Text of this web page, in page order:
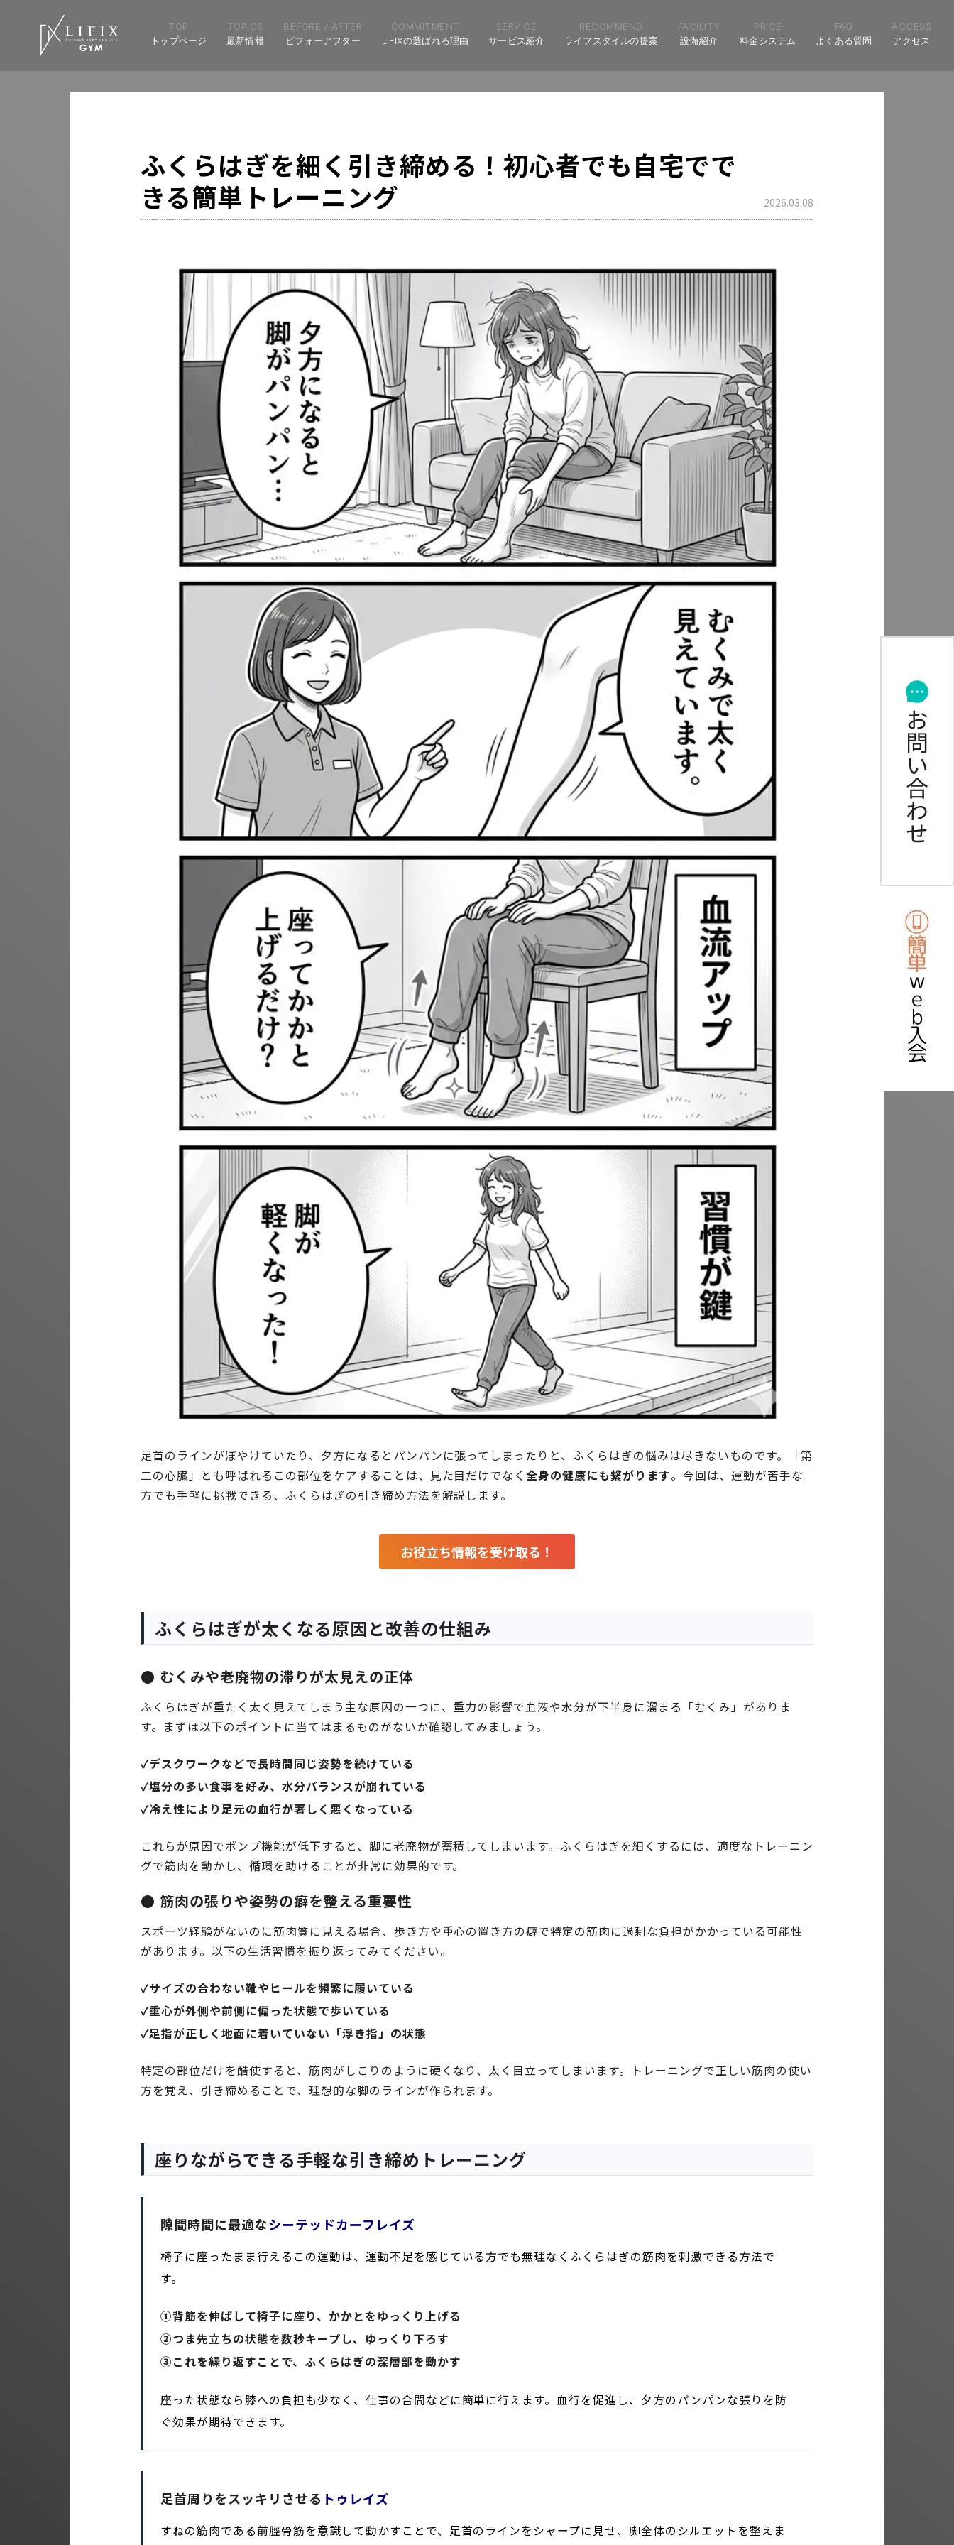
TOP
トップページ
TOPICS
最新情報
BEFORE / AFTER
ビフォーアフター
COMMITMENT
LIFIXの選ばれる理由
SERVICE
サービス紹介
RECOMMEND
ライフスタイルの提案
FACILITY
設備紹介
PRICE
料金システム
FAQ
よくある質問
ACCESS
アクセス
ふくらはぎを細く引き締める！初心者でも自宅でで
きる簡単トレーニング
2026.03.08
足首のラインがぼやけていたり、夕方になるとパンパンに張ってしまったりと、ふくらはぎの悩みは尽きないものです。「第
二の心臓」とも呼ばれるこの部位をケアすることは、見た目だけでなく全身の健康にも繋がります。今回は、運動が苦手な
方でも手軽に挑戦できる、ふくらはぎの引き締め方法を解説します。
お役立ち情報を受け取る！
ふくらはぎが太くなる原因と改善の仕組み
● むくみや老廃物の滞りが太見えの正体
ふくらはぎが重たく太く見えてしまう主な原因の一つに、重力の影響で血液や水分が下半身に溜まる「むくみ」がありま
す。まずは以下のポイントに当てはまるものがないか確認してみましょう。
✓デスクワークなどで長時間同じ姿勢を続けている
✓塩分の多い食事を好み、水分バランスが崩れている
✓冷え性により足元の血行が著しく悪くなっている
これらが原因でポンプ機能が低下すると、脚に老廃物が蓄積してしまいます。ふくらはぎを細くするには、適度なトレーニン
グで筋肉を動かし、循環を助けることが非常に効果的です。
● 筋肉の張りや姿勢の癖を整える重要性
スポーツ経験がないのに筋肉質に見える場合、歩き方や重心の置き方の癖で特定の筋肉に過剰な負担がかかっている可能性
があります。以下の生活習慣を振り返ってみてください。
✓サイズの合わない靴やヒールを頻繁に履いている
✓重心が外側や前側に偏った状態で歩いている
✓足指が正しく地面に着いていない「浮き指」の状態
特定の部位だけを酷使すると、筋肉がしこりのように硬くなり、太く目立ってしまいます。トレーニングで正しい筋肉の使い
方を覚え、引き締めることで、理想的な脚のラインが作られます。
座りながらできる手軽な引き締めトレーニング
隙間時間に最適なシーテッドカーフレイズ
椅子に座ったまま行えるこの運動は、運動不足を感じている方でも無理なくふくらはぎの筋肉を刺激できる方法で
す。
①背筋を伸ばして椅子に座り、かかとをゆっくり上げる
②つま先立ちの状態を数秒キープし、ゆっくり下ろす
③これを繰り返すことで、ふくらはぎの深層部を動かす
座った状態なら膝への負担も少なく、仕事の合間などに簡単に行えます。血行を促進し、夕方のパンパンな張りを防
ぐ効果が期待できます。
足首周りをスッキリさせる トゥレイズ
すねの筋肉である前脛骨筋を意識して動かすことで、足首のラインをシャープに見せ、脚全体のシルエットを整えま